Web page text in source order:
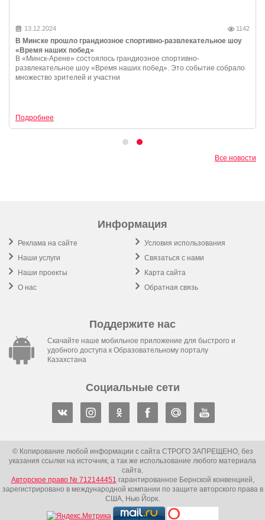
13.12.2024 1142
В Минске прошло грандиозное спортивно-развлекательное шоу
«Время наших побед»
В «Минск-Арене» состоялось грандиозное спортивно-
развлекательное шоу «Время наших побед». Это событие собрало
множество зрителей и участни
Подробнее
Все новости
Информация
Реклама на сайте
Наши услуги
Наши проекты
О нас
Условия использования
Связаться с нами
Карта сайта
Обратная связь
Поддержите нас
Скачайте наше мобильное приложение для быстрого и
удобного доступа к Образовательному порталу
Казахстана
Социальные сети
© Копирование любой информации с сайта СТРОГО ЗАПРЕЩЕНО, без
указания ссылки на источник, а так же использование любого материала
сайта.
Авторское право № 712144451 гарантированное Бернской конвенцией,
зарегистрировано в международной компании по защите авторского права в
США, Нью Йорк.